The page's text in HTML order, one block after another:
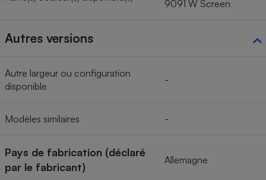
9091 W Screen
Autres versions
Autre largeur ou configuration
disponible
-
Modèles similaires -
Pays de fabrication (déclaré
par le fabricant)
Allemagne